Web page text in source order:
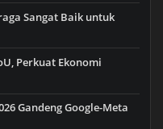
Sangat Baik untuk
Perkuat Ekonomi
Gandeng Google-Meta